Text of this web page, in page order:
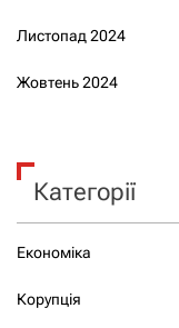
Листопад 2024
Жовтень 2024
Категорії
Економіка
Корупція